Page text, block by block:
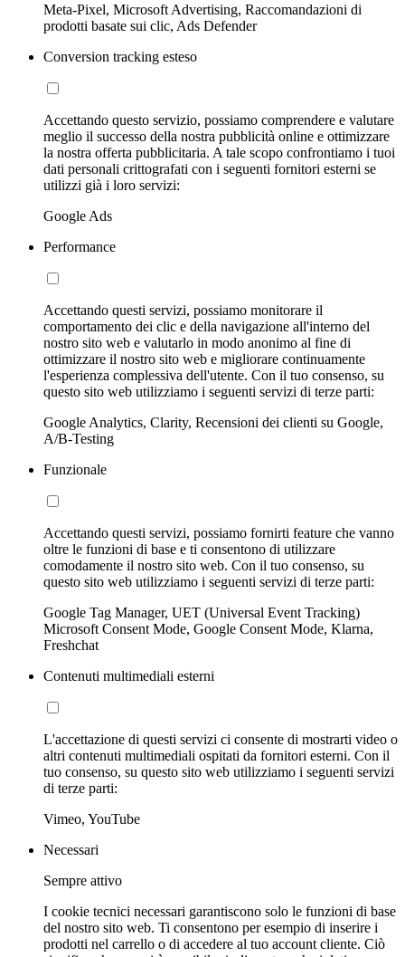
Meta-Pixel, Microsoft Advertising, Raccomandazioni di
prodotti basate sui clic, Ads Defender
Conversion tracking esteso
Accettando questo servizio, possiamo comprendere e valutare
meglio il successo della nostra pubblicità online e ottimizzare
la nostra offerta pubblicitaria. A tale scopo confrontiamo i tuoi
dati personali crittografati con i seguenti fornitori esterni se
utilizzi già i loro servizi:
Google Ads
Performance
Accettando questi servizi, possiamo monitorare il
comportamento dei clic e della navigazione all'interno del
nostro sito web e valutarlo in modo anonimo al fine di
ottimizzare il nostro sito web e migliorare continuamente
l'esperienza complessiva dell'utente. Con il tuo consenso, su
questo sito web utilizziamo i seguenti servizi di terze parti:
Google Analytics, Clarity, Recensioni dei clienti su Google,
A/B-Testing
Funzionale
Accettando questi servizi, possiamo fornirti feature che vanno
oltre le funzioni di base e ti consentono di utilizzare
comodamente il nostro sito web. Con il tuo consenso, su
questo sito web utilizziamo i seguenti servizi di terze parti:
Google Tag Manager, UET (Universal Event Tracking)
Microsoft Consent Mode, Google Consent Mode, Klarna,
Freshchat
Contenuti multimediali esterni
L'accettazione di questi servizi ci consente di mostrarti video o
altri contenuti multimediali ospitati da fornitori esterni. Con il
tuo consenso, su questo sito web utilizziamo i seguenti servizi
di terze parti:
Vimeo, YouTube
Necessari
Sempre attivo
I cookie tecnici necessari garantiscono solo le funzioni di base
del nostro sito web. Ti consentono per esempio di inserire i
prodotti nel carrello o di accedere al tuo account cliente. Ciò